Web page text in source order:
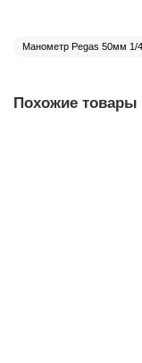
Манометр Pegas 50мм 1/
Похожие товары